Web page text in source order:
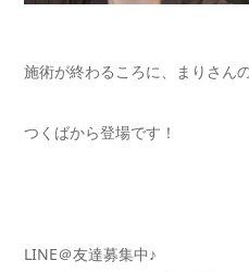
施術が終わるころに、まりさん
つくばから登場です！
LINE＠友達募集中♪